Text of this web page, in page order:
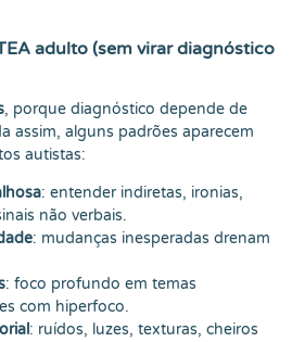
adulto (sem virar diagnóstico
, porque diagnóstico depende de
assim, alguns padrões aparecem
autistas:
: entender indiretas, ironias,
não verbais.
: mudanças inesperadas drenam
: foco profundo em temas
com hiperfoco.
: ruídos, luzes, texturas, cheiros